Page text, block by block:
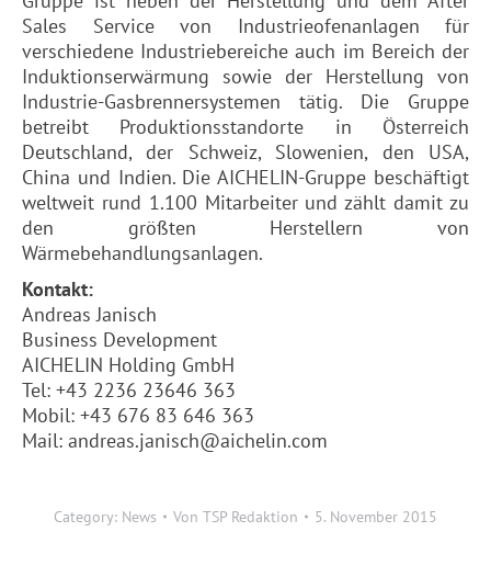
Sales Service von Industrieofenanlagen für
verschiedene Industriebereiche auch im Bereich der
Induktionserwärmung sowie der Herstellung von
Industrie-Gasbrennersystemen tätig. Die Gruppe
betreibt Produktionsstandorte in Österreich
Deutschland, der Schweiz, Slowenien, den USA,
China und Indien. Die AICHELIN-Gruppe beschäftigt
weltweit rund 1.100 Mitarbeiter und zählt damit zu
den größten Herstellern von
Wärmebehandlungsanlagen.
Kontakt:
Andreas Janisch
Business Development
AICHELIN Holding GmbH
Tel: +43 2236 23646 363
Mobil: +43 676 83 646 363
Mail: andreas.janisch@aichelin.com
Category: News Von TSP Redaktion 5. November 2015